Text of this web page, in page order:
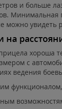
и больше
Минимальная
можно увидеть
хороша
с
ведения
функционалом,